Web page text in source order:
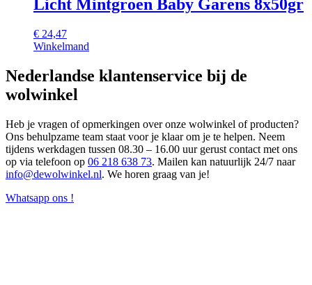
Licht Mintgroen Baby Garens 8x50gr
€ 24,47
Winkelmand
Nederlandse klantenservice bij de
wolwinkel
Heb je vragen of opmerkingen over onze wolwinkel of producten?
Ons behulpzame team staat voor je klaar om je te helpen. Neem
tijdens werkdagen tussen 08.30 – 16.00 uur gerust contact met ons
op via telefoon op 06 218 638 73. Mailen kan natuurlijk 24/7 naar
info@dewolwinkel.nl. We horen graag van je!
Whatsapp ons !